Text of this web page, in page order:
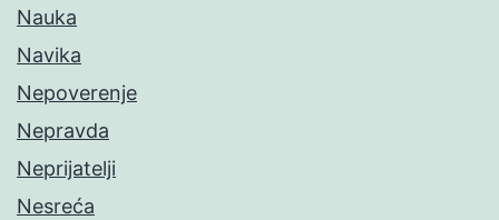
Nauka
Navika
Nepoverenje
Nepravda
Neprijatelji
Nesreća